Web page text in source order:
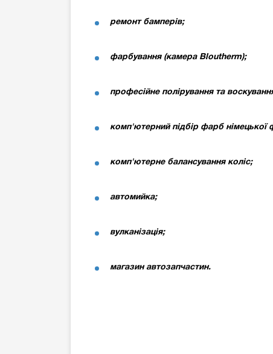
ремонт бамперів;
фарбування (камера Bloutherm);
професійне полірування та
комп'ютерний підбір фарб німецької
комп'ютерне балансування коліс;
автомийка;
вулканізація;
магазин автозапчастин.